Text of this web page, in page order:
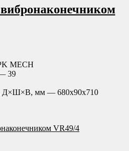
MECH
39
Д×Ш×В, мм — 680х90х710